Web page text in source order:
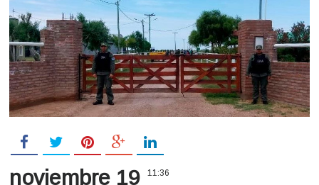
noviembre 19 11:36